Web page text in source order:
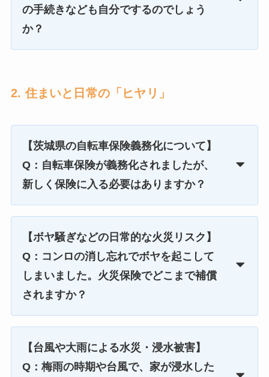
の手続きなども自分でするのでしょう
か？
2. 住まいと日常の「ヒヤリ」
【茨城県の自転車保険義務化について】
Q：自転車保険が義務化されましたが、
新しく保険に入る必要はありますか？
【ボヤ騒ぎなどの日常的な火災リスク】
Q：コンロの消し忘れでボヤを起こして
しまいました。火災保険でどこまで補償
されますか？
【台風や大雨による水災・浸水被害】
Q：梅雨の時期や台風で、家が浸水した